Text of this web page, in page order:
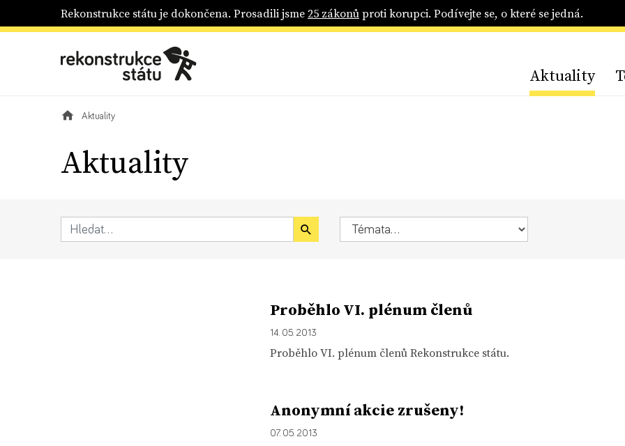
Rekonstrukce státu je dokončena. Prosadili jsme25 zákonůproti korupci. Podívejte se, o které se jedná.
Aktuality
Aktuality
Aktuality
Proběhlo VI. plénum členů
14. 05. 2013
Proběhlo VI. plénum členů Rekonstrukce státu.
Anonymní akcie zrušeny!
07. 05. 2013